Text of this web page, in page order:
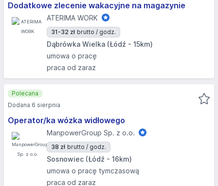
Dodatkowe zlecenie wakacyjne na magazynie
ATERIMA WORK
31-32 zł brutto / godz.
Dąbrówka Wielka (Łódź - 15km)
umowa o pracę
praca od zaraz
Operator/ka wózka widłowego
ManpowerGroup Sp. z o.o.
38 zł brutto / godz.
Sosnowiec (Łódź - 16km)
umowa o pracę tymczasową
praca od zaraz
Polecana
Dodana 6 sierpnia